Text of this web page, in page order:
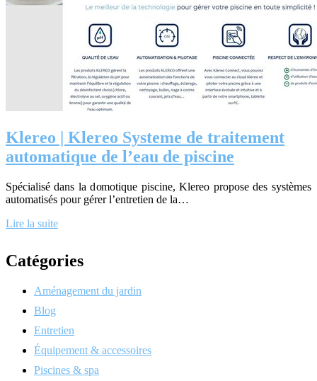
Klereo | Klereo Systeme de traitement
automatique de l’eau de piscine
Spécialisé dans la domotique piscine, Klereo propose des systèmes
automatisés pour gérer l’entretien de la…
Lire la suite
Catégories
Aménagement du jardin
Blog
Entretien
Équipement & accessoires
Piscines & spa